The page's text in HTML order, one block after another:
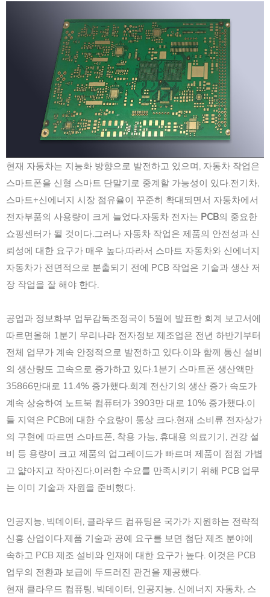
현재 자동차는 지능화 방향으로 발전하고 있으며, 자동차 작업은
스마트폰을 신형 스마트 단말기로 중계할 가능성이 있다.전기차,
스마트+신에너지 시장 점유율이 꾸준히 확대되면서 자동차에서
전자부품의 사용량이 크게 늘었다.자동차 전자는 PCB의 중요한
쇼핑센터가 될 것이다.그러나 자동차 작업은 제품의 안전성과 신
뢰성에 대한 요구가 매우 높다.따라서 스마트 자동차와 신에너지
자동차가 전면적으로 분출되기 전에 PCB 작업은 기술과 생산 저
장 작업을 잘 해야 한다.
공업과 정보화부 업무감독조정국이 5월에 발표한 회계 보고서에
따르면올해 1분기 우리나라 전자정보 제조업은 전년 하반기부터
전체 업무가 계속 안정적으로 발전하고 있다.이와 함께 통신 설비
의 생산량도 고속으로 증가하고 있다.1분기 스마트폰 생산액만
35866만대로 11.4% 증가했다.회계 전산기의 생산 증가 속도가
계속 상승하여 노트북 컴퓨터가 3903만 대로 10% 증가했다.이
들 지역은 PCB에 대한 수요량이 통상 크다.현재 소비류 전자상가
의 구현에 따르면 스마트폰, 착용 가능, 휴대용 의료기기, 건강 설
비 등 용량이 크고 제품의 업그레이드가 빠르며 제품이 점점 가볍
고 얇아지고 작아진다.이러한 수요를 만족시키기 위해 PCB 업무
는 이미 기술과 자원을 준비했다.
인공지능, 빅데이터, 클라우드 컴퓨팅은 국가가 지원하는 전략적
신흥 산업이다.제품 기술과 공예 요구를 보면 첨단 제조 분야에
속하고 PCB 제조 설비와 인재에 대한 요구가 높다. 이것은 PCB
업무의 전환과 보급에 두드러진 관건을 제공했다.
현재 클라우드 컴퓨팅, 빅데이터, 인공지능, 신에너지 자동차, 스